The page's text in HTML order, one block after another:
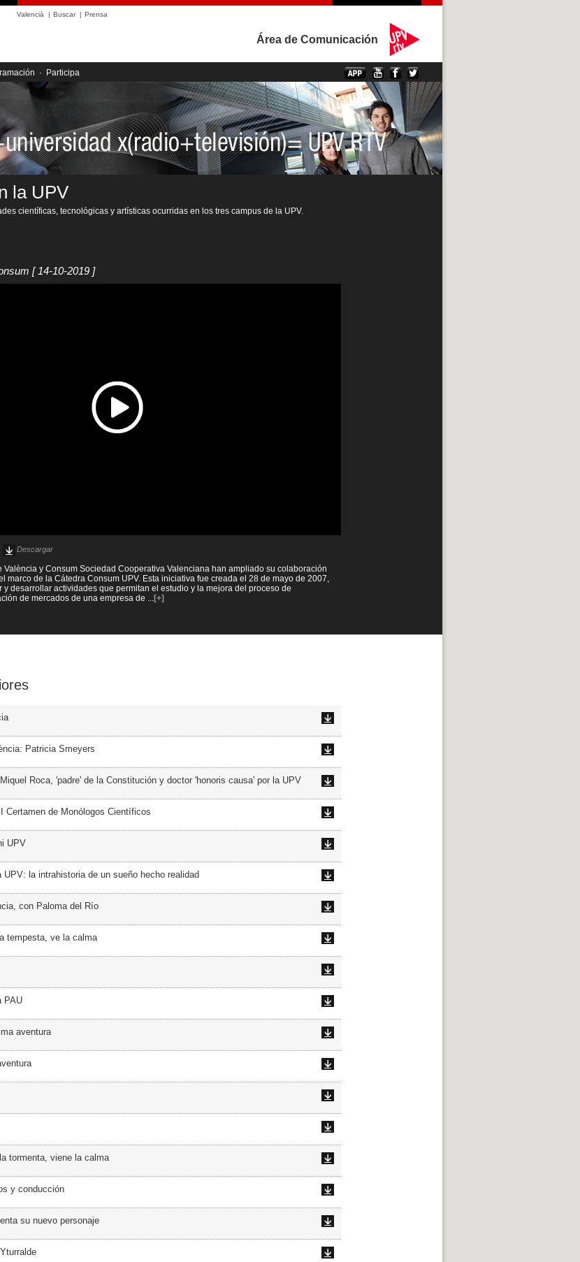
Valencià | Buscar| Prensa
Área de Comunicación
· Participa
la UPV
científicas, tecnológicas y artísticas ocurridas en los tres campus de la UPV.
[ 14-10-2019 ]
Descargar
València y Consum Sociedad Cooperativa Valenciana han ampliado su colaboración
marco de la Cátedra Consum UPV. Esta iniciativa fue creada el 28 de mayo de 2007,
desarrollar actividades que permitan el estudio y la mejora del proceso de
de mercados de una empresa de
[+]
Patricia Smeyers
Roca, 'padre' de la Constitución y doctor 'honoris causa' por la UPV
Certamen de Monólogos Científicos
UPV
UPV: la intrahistoria de un sueño hecho realidad
con Paloma del Río
tempesta, ve la calma
PAU
aventura
tormenta, viene la calma
y conducción
su nuevo personaje